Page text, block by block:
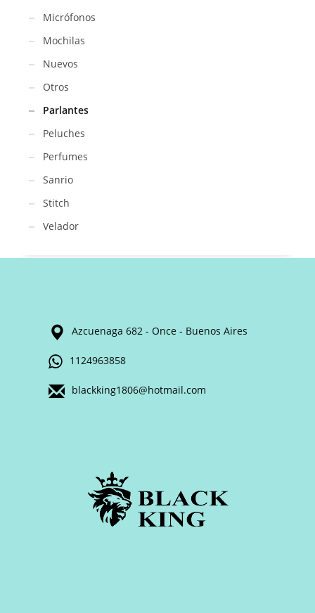
Micrófonos
Mochilas
Nuevos
Otros
Parlantes
Peluches
Perfumes
Sanrio
Stitch
Velador
Azcuenaga 682 - Once - Buenos Aires
1124963858
blackking1806@hotmail.com